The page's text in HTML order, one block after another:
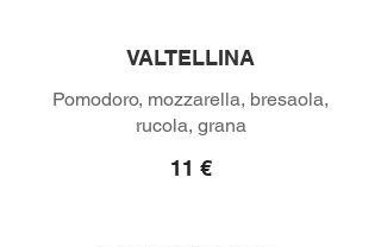
VALTELLINA
Pomodoro, mozzarella, bresaola,
rucola, grana
11 €